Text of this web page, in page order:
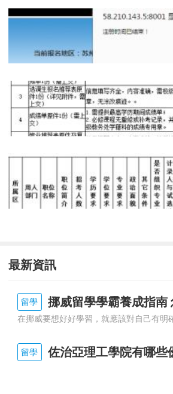
最新資訊
留學 挪威留學學霸養成指南
留學 佐治亞理工學院有哪些